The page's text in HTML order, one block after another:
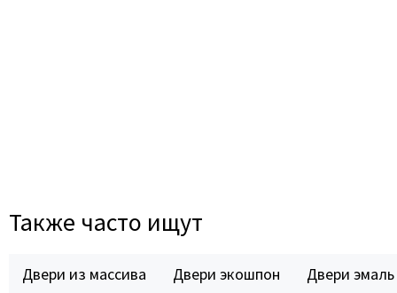
Также часто ищут
Двери из массива Двери экошпон Двери эмаль